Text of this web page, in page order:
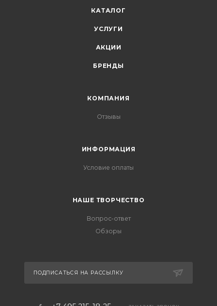
КАТАЛОГ
УСЛУГИ
АКЦИИ
БРЕНДЫ
КОМПАНИЯ
Отзывы
ИНФОРМАЦИЯ
Условие оплаты
НАШЕ ТВОРЧЕСТВО
Вопрос-ответ
Обзоры
ПОДПИСАТЬСЯ НА РАССЫЛКУ